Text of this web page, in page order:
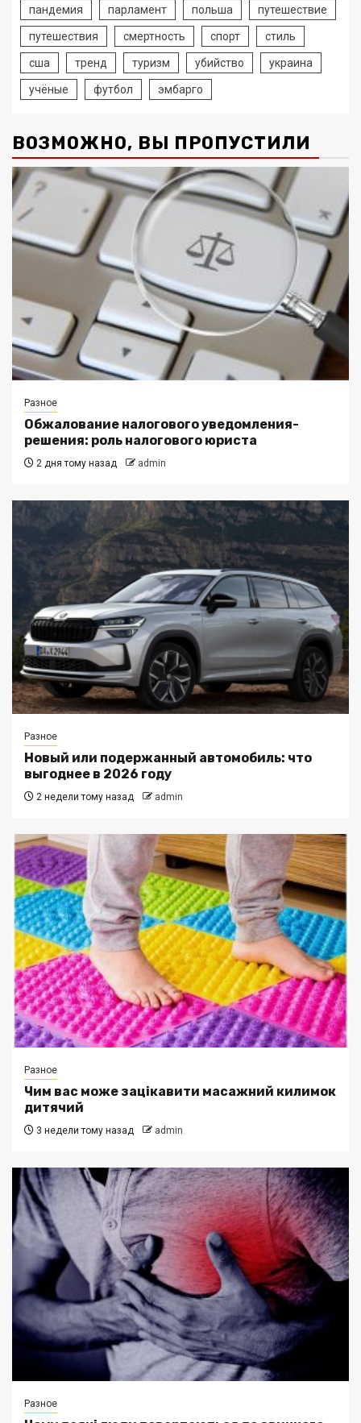
пандемия парламент польша путешествие
путешествия смертность спорт стиль
сша тренд туризм убийство украина
учёные футбол эмбарго
ВОЗМОЖНО, ВЫ ПРОПУСТИЛИ
Разное
Обжалование налогового уведомления-
решения: роль налогового юриста
2 дня тому назад admin
Разное
Новый или подержанный автомобиль: что
выгоднее в 2026 году
2 недели тому назад admin
Разное
Чим вас може зацікавити масажний килимок
дитячий
3 недели тому назад admin
Разное